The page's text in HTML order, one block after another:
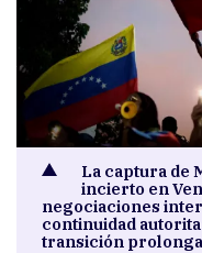
La captura de
incierto en
negociaciones
continuidad
transición